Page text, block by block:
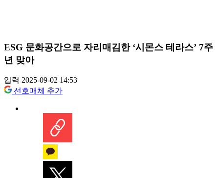
ESG 문화공간으로 자리매김한 ‘시몬스 테라스’ 7주
년 맞아
입력 2025-09-02 14:53
선호매체 추가